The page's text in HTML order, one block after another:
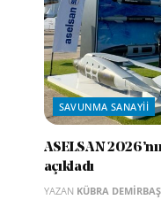
SAVUNMA SANAYII
ASELSAN
açıkladı
YAZAN KÜBRA DEMIRBAŞ